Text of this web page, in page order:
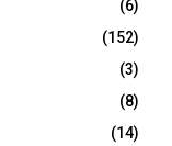
(6)
(152)
(3)
(8)
(14)